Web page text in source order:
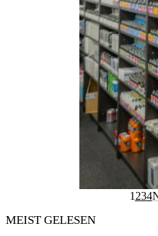
1 234
MEIST GELESEN